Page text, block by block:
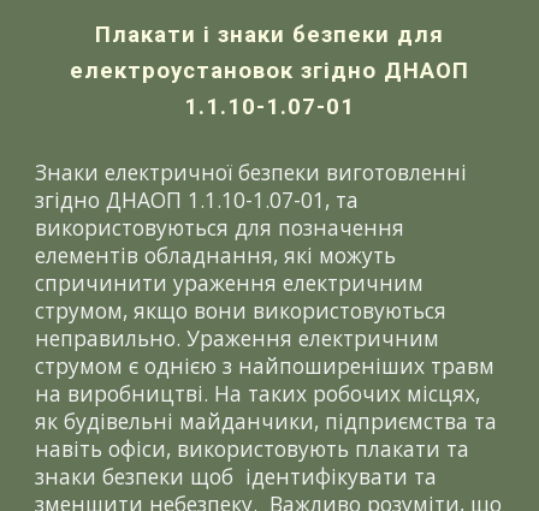
Плакати і знаки безпеки для
електроустановок згідно ДНАОП
1.1.10-1.07-01
Знаки електричної безпеки виготовленні
згідно ДНАОП 1.1.10-1.07-01, та
використовуються для позначення
елементів обладнання, які можуть
спричинити ураження електричним
струмом, якщо вони використовуються
неправильно. Ураження електричним
струмом є однією з найпоширеніших травм
на виробництві. На таких робочих місцях,
як будівельні майданчики, підприємства та
навіть офіси, використовують плакати та
знаки безпеки щоб ідентифікувати та
зменшити небезпеку. Важливо розуміти, що